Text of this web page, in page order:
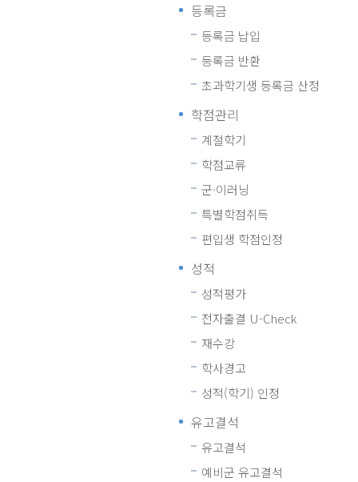
등록금
등록금 납입
등록금 반환
초과학기생 등록금 산정
학점관리
계절학기
학점교류
군·이러닝
특별학점취득
편입생 학점인정
성적
성적평가
전자출결 U-Check
재수강
학사경고
성적(학기) 인정
유고결석
유고결석
예비군 유고결석